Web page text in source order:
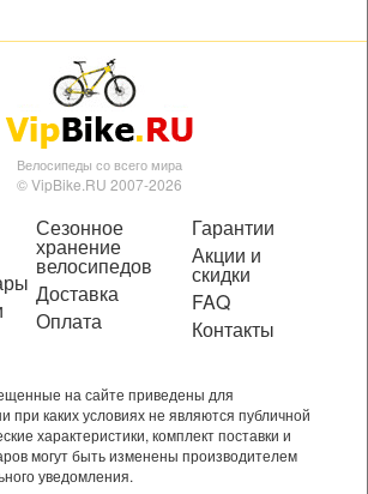
Велосипеды со всего мира
© VipBike.RU 2007-2026
Сезонное
хранение
велосипедов
Доставка
Оплата
Гарантии
Акции и
скидки
FAQ
Контакты
на сайте приведены для
при каких условиях не являются публичной
характеристики, комплект поставки и
могут быть изменены производителем
уведомления.